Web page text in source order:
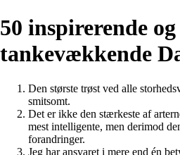
50 inspirerende og
tankevækkende
Den største trøst ved alle
smitsomt.
Det er ikke den stærkeste af
mest intelligente, men derimod
forandringer.
Jeg har ansvaret i mere end én